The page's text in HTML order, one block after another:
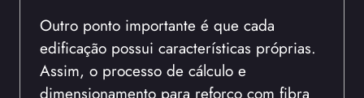
Outro ponto importante é que cada
edificação possui características próprias.
Assim, o processo de cálculo e
dimensionamento para reforço com fibra